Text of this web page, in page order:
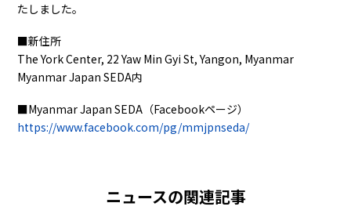
たしました。
■新住所
The York Center, 22 Yaw Min Gyi St, Yangon, Myanmar
Myanmar Japan SEDA内
■Myanmar Japan SEDA（Facebookページ）
https://www.facebook.com/pg/mmjpnseda/
ニュースの関連記事